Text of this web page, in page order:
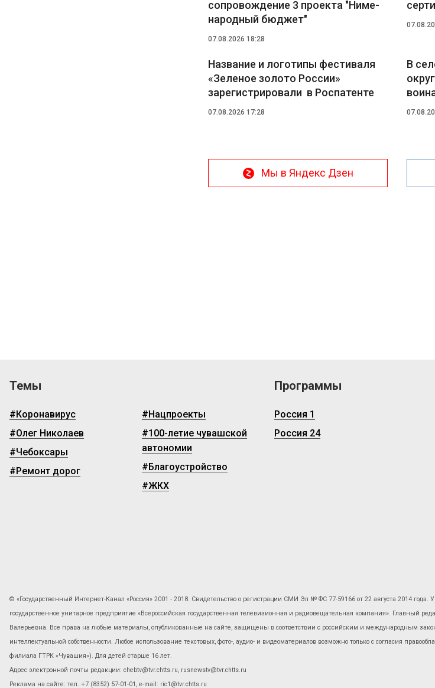
сопровождение 3 проекта "Ниме-
народный бюджет"
07.08.2026 18:28
Название и логотипы фестиваля
«Зеленое золото России»
зарегистрировали в Роспатенте
07.08.2026 17:28
В
Мы в Яндекс Дзен
Темы
#Коронавирус
#Олег Николаев
#Чебоксары
#Ремонт дорог
#Нацпроекты
#100-летие чувашской
автономии
#Благоустройство
#ЖКХ
Программы
Россия 1
Россия 24
© «Государственный Интернет-Канал «Россия» 2001 - 2018. Свидетельство о регистрации СМИ Эл № ФС 77-59166 от 22 августа 2014 года.
государственное унитарное предприятие «Всероссийская государственная телевизионная и радиовещательная компания». Главный
Валерьевна. Все права на любые материалы, опубликованные на сайте, защищены в соответствии с российским и международным
интеллектуальной собственности. Любое использование текстовых, фото-, аудио- и видеоматериалов возможно только с согласия
филиала ГТРК «Чувашия»). Для детей старше 16 лет.
Адрес электронной почты редакции: chebtv@tvr.chtts.ru, rusnewstv@tvr.chtts.ru
Реклама на сайте: тел. +7 (8352) 57-01-01, е-mail: ric1@tvr.chtts.ru